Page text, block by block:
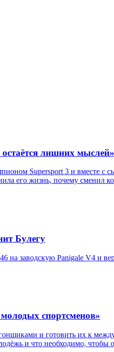
лишних мыслей»
Supersport 3 и вместе с
его жизнь, почему сменил
Булегу
заводскую Panigale V4 и
спортсменов»
и готовить их к
и что необходимо,